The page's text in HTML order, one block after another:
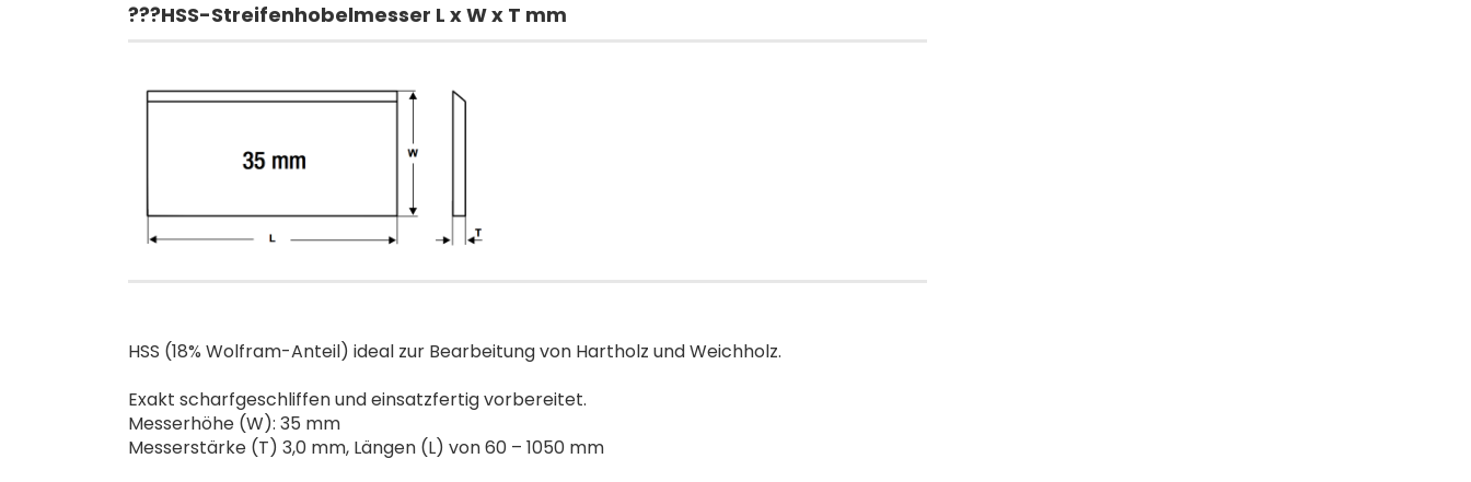
???HSS-Streifenhobelmesser L x W x T mm
HSS (18% Wolfram-Anteil) ideal zur Bearbeitung von Hartholz und Weichholz.
Exakt scharfgeschliffen und einsatzfertig vorbereitet.
Messerhöhe (W): 35 mm
Messerstärke (T) 3,0 mm, Längen (L) von 60 – 1050 mm